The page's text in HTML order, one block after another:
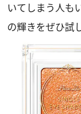
いてしまう人も
の輝きをぜひ試